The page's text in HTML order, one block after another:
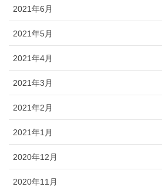
2021年6月
2021年5月
2021年4月
2021年3月
2021年2月
2021年1月
2020年12月
2020年11月